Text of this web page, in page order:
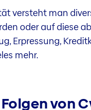
versteht man
oder auf diese
Erpressung,
mehr.
von